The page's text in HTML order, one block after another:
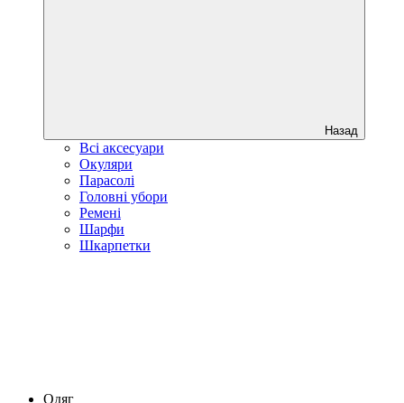
Назад
Всі аксесуари
Окуляри
Парасолі
Головні убори
Ремені
Шарфи
Шкарпетки
Одяг